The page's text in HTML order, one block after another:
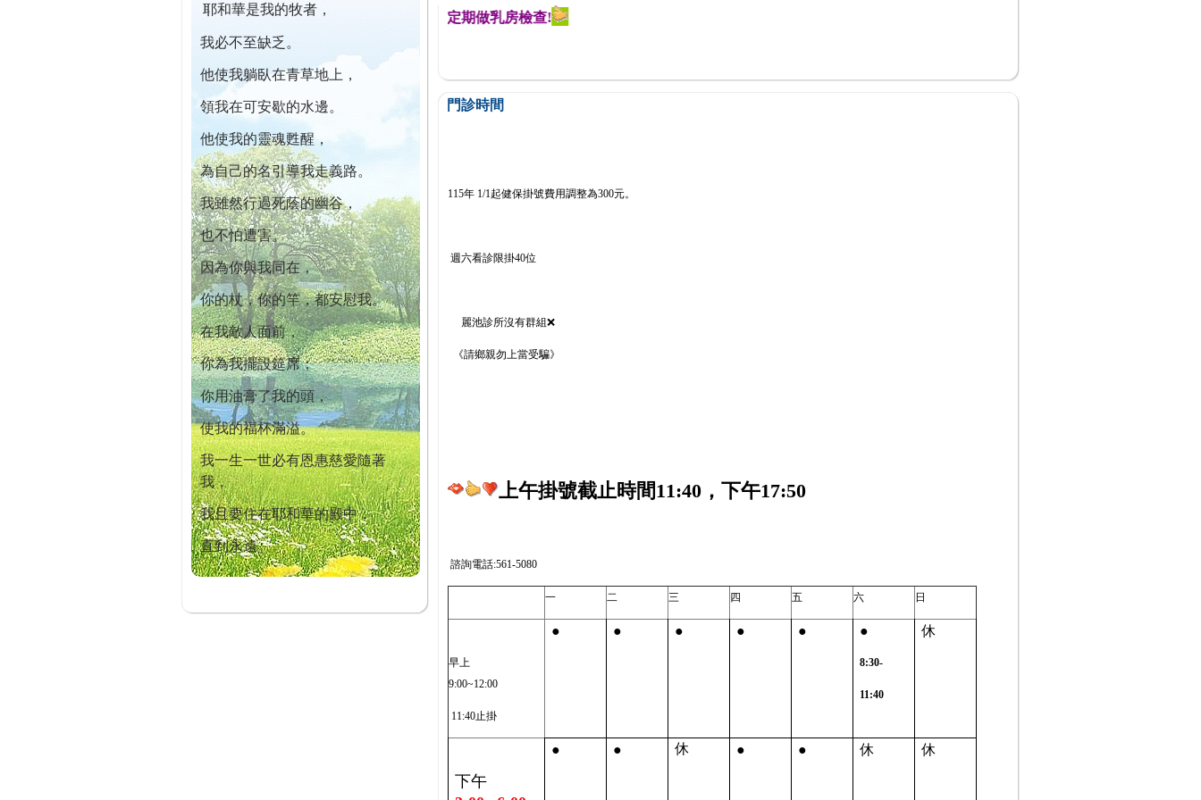
耶和華是我的牧者，
我必不至缺乏。
他使我躺臥在青草地上，
領我在可安歇的水邊。
他使我的靈魂甦醒，
為自己的名引導我走義路。
我雖然行過死蔭的幽谷，
也不怕遭害。
因為你與我同在，
你的杖，你的竿，都安慰我。
在我敵人面前，
你為我擺設筵席；
你用油膏了我的頭，
使我的福杯滿溢。
我一生一世必有恩惠慈愛隨著
我，
我且要住在耶和華的殿中，
直到永遠。
本院自開幕迄今已篩檢出1700位乳癌患者,提醒您定期做乳房檢查!
門診時間
115年 1/1起健保掛號費用調整為300元。
週六看診限掛40位
麗池診所沒有群組❌
《請鄉親勿上當受騙》
上午掛號截止時間11:40，下午17:50
諮詢電話:561-5080
一 二 三 四 五 六 日
早上
9:00~12:00
11:40止掛
● ● ● ● ● ●
8:30-
11:40
休
下午
● ● 休 ● ● 休 休